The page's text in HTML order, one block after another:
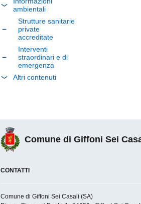
ambientali
Strutture sanitarie
private
accreditate
Interventi
straordinari e di
emergenza
Altri contenuti
Comune di Giffoni Sei
CONTATTI
Comune di Giffoni Sei Casali (SA)